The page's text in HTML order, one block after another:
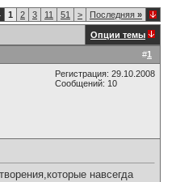
1 2 3 11 51 > Последняя »
Опции темы
#1
Регистрация: 29.10.2008
Сообщений: 10
навсегда